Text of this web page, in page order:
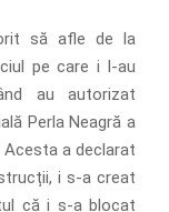
să afle de la
pe care i l-au
au autorizat
Perla Neagră a
Acesta a declarat
i s-a creat
că i s-a blocat